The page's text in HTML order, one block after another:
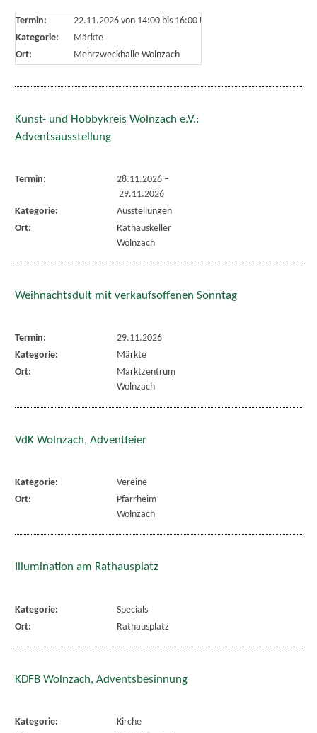
Termin: 22.11.2026 von 14:00bis 16:00 Uhr
Kategorie:
Märkte
Ort:
Mehrzweckhalle Wolnzach
Kunst- und Hobbykreis Wolnzach e.V.:
Adventsausstellung
Termin: 28.11.2026–
29.11.2026
Kategorie:
Ausstellungen
Ort:
Rathauskeller
Wolnzach
Weihnachtsdult mit verkaufsoffenen Sonntag
Termin:
29.11.2026
Kategorie:
Märkte
Ort:
Marktzentrum
Wolnzach
VdK Wolnzach, Adventfeier
Kategorie:
Vereine
Ort:
Pfarrheim
Wolnzach
Illumination am Rathausplatz
Kategorie:
Specials
Ort:
Rathausplatz
KDFB Wolnzach, Adventsbesinnung
Kategorie:
Kirche